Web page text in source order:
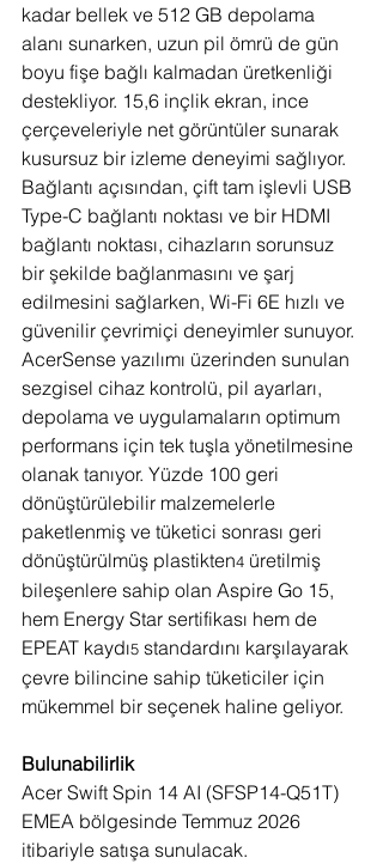
kadar bellek ve 512 GB depolama
alanı sunarken, uzun pil ömrü de gün
boyu fişe bağlı kalmadan üretkenliği
destekliyor. 15,6 inçlik ekran, ince
çerçeveleriyle net görüntüler sunarak
kusursuz bir izleme deneyimi sağlıyor.
Bağlantı açısından, çift tam işlevli USB
Type-C bağlantı noktası ve bir HDMI
bağlantı noktası, cihazların sorunsuz
bir şekilde bağlanmasını ve şarj
edilmesini sağlarken, Wi-Fi 6E hızlı ve
güvenilir çevrimiçi deneyimler sunuyor.
AcerSense yazılımı üzerinden sunulan
sezgisel cihaz kontrolü, pil ayarları,
depolama ve uygulamaların optimum
performans için tek tuşla yönetilmesine
olanak tanıyor. Yüzde 100 geri
dönüştürülebilir malzemelerle
paketlenmiş ve tüketici sonrası geri
dönüştürülmüş plastikten4 üretilmiş
bileşenlere sahip olan Aspire Go 15,
hem Energy Star sertifikası hem de
EPEAT kaydı5 standardını karşılayarak
çevre bilincine sahip tüketiciler için
mükemmel bir seçenek haline geliyor.
Bulunabilirlik
Acer Swift Spin 14 AI (SFSP14-Q51T)
EMEA bölgesinde Temmuz 2026
itibariyle satışa sunulacak.